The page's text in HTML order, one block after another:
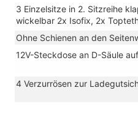
3 Einzelsitze in 2. Sitzreihe
wickelbar 2x Isofix, 2x
Ohne Schienen an den
12V-Steckdose an D-Säule
4 Verzurrösen zur